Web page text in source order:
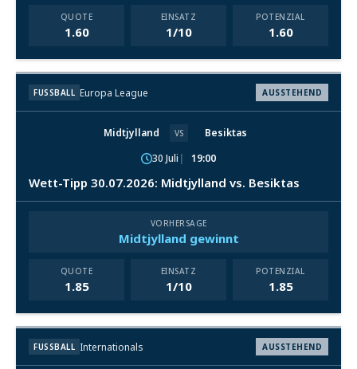
QUOTE
1.60
EINSATZ
1/10
POTENZIAL
1.60
FUSSBALL Europa League AUSSTEHEND
Midtjylland VS
Besiktas
30 Juli
19:00
Wett-Tipp 30.07.2026: Midtjylland vs. Besiktas
VORHERSAGE
Midtjylland gewinnt
QUOTE
1.85
EINSATZ
1/10
POTENZIAL
1.85
FUSSBALL Internationals AUSSTEHEND